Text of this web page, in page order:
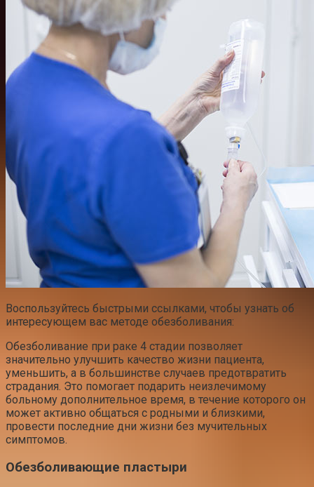
Воспользуйтесь быстрыми ссылками, чтобы узнать об
интересующем вас методе обезболивания:
Обезболивание при раке 4 стадии позволяет
значительно улучшить качество жизни пациента,
уменьшить, а в большинстве случаев предотвратить
страдания. Это помогает подарить неизлечимому
больному дополнительное время, в течение которого он
может активно общаться с родными и близкими,
провести последние дни жизни без мучительных
симптомов.
Обезболивающие пластыри